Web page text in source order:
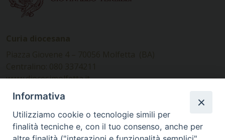
www.diocesimolfetta.it –
diocesimolfetta@pec.chiesacattolica.it
Ufficio Comunicazioni sociali
Informativa
Utilizziamo cookie o tecnologie simili per
finalità tecniche e, con il tuo consenso, anche per